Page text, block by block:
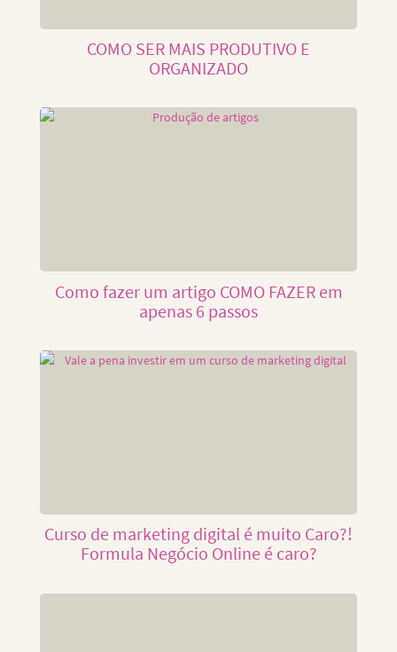
COMO SER MAIS PRODUTIVO E
ORGANIZADO
Como fazer um artigo COMO FAZER em
apenas 6 passos
Curso de marketing digital é muito Caro?!
Formula Negócio Online é caro?